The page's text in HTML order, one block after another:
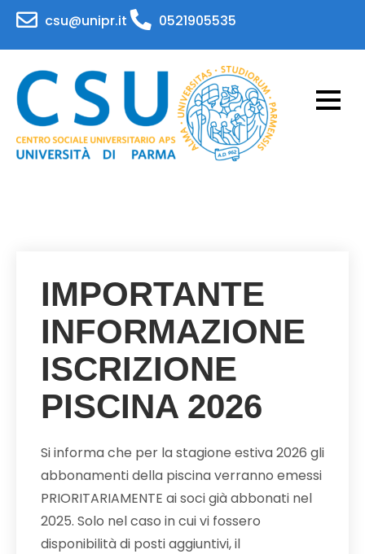
Skip
content
csu@unipr.it 0521905535
IMPORTANTE
INFORMAZIONE
ISCRIZIONE
PISCINA 2026
Si informa che per la stagione estiva 2026 gli
abbonamenti della piscina verranno emessi
PRIORITARIAMENTE ai soci già abbonati nel
2025. Solo nel caso in cui vi fossero
disponibilità di posti aggiuntivi, il